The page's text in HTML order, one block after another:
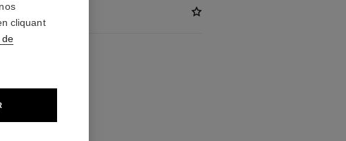
cliquant
de